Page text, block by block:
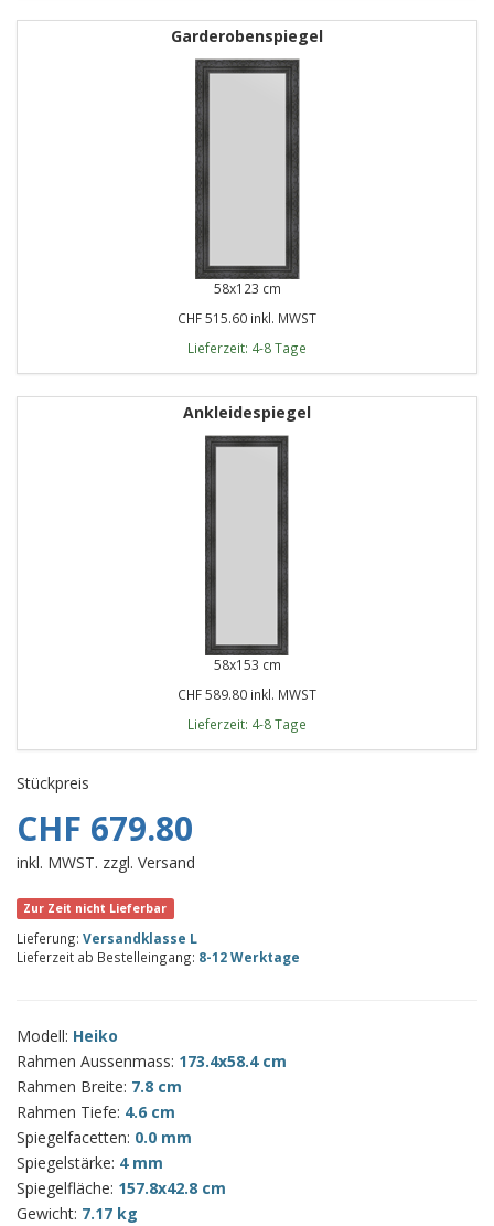
Garderobenspiegel
58x123 cm
CHF 515.60 inkl. MWST
Lieferzeit: 4-8 Tage
Ankleidespiegel
58x153 cm
CHF 589.80 inkl. MWST
Lieferzeit: 4-8 Tage
Stückpreis
CHF 679.80
inkl. MWST. zzgl. Versand
Zur Zeit nicht Lieferbar
Lieferung: Versandklasse L
Lieferzeit ab Bestelleingang: 8-12 Werktage
Modell: Heiko
Rahmen Aussenmass: 173.4x58.4 cm
Rahmen Breite: 7.8 cm
Rahmen Tiefe: 4.6 cm
Spiegelfacetten: 0.0 mm
Spiegelstärke: 4 mm
Spiegelfläche: 157.8x42.8 cm
Gewicht: 7.17 kg